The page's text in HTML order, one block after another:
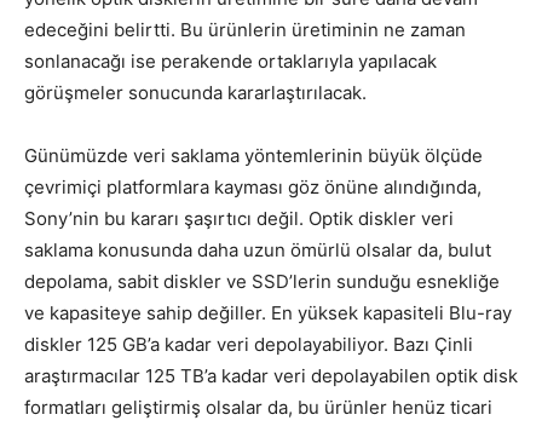
edeceğini belirtti. Bu ürünlerin üretiminin ne zaman
sonlanacağı ise perakende ortaklarıyla yapılacak
görüşmeler sonucunda kararlaştırılacak.
Günümüzde veri saklama yöntemlerinin büyük ölçüde
çevrimiçi platformlara kayması göz önüne alındığında,
Sony’nin bu kararı şaşırtıcı değil. Optik diskler veri
saklama konusunda daha uzun ömürlü olsalar da, bulut
depolama, sabit diskler ve SSD’lerin sunduğu esnekliğe
ve kapasiteye sahip değiller. En yüksek kapasiteli Blu-ray
diskler 125 GB’a kadar veri depolayabiliyor. Bazı Çinli
araştırmacılar 125 TB’a kadar veri depolayabilen optik disk
formatları geliştirmiş olsalar da, bu ürünler henüz ticari